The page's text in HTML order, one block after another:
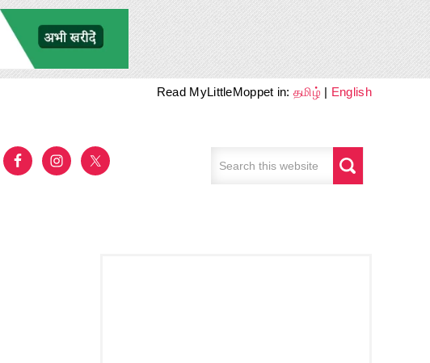
Read MyLittleMoppet in:தமிழ் | English